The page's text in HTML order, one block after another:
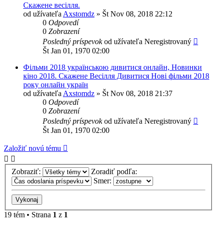
Скажене весілля.
od užívateľa Axstomdz » Št Nov 08, 2018 22:12
0 Odpovedí
0 Zobrazení
Posledný príspevokod užívateľa Neregistrovaný
Št Jan 01, 1970 02:00
Фільми 2018 українською дивитися онлайн, Новинки
кіно 2018. Скажене Весілля Дивитися Нові фільми 2018
року онлайн україн
od užívateľa Axstomdz » Št Nov 08, 2018 21:37
0 Odpovedí
0 Zobrazení
Posledný príspevokod užívateľa Neregistrovaný
Št Jan 01, 1970 02:00
Založiť novú tému
Zobraziť:
Zoradiť podľa:
Smer:
19 tém • Strana 1 z 1